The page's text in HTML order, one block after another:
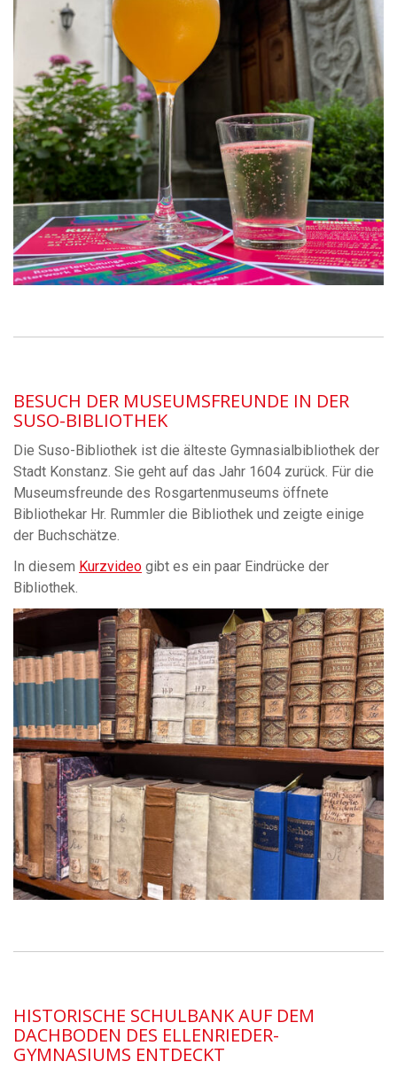
BESUCH DER MUSEUMSFREUNDE IN DER
SUSO-BIBLIOTHEK
Die Suso-Bibliothek ist die älteste Gymnasialbibliothek der
Stadt Konstanz. Sie geht auf das Jahr 1604 zurück. Für die
Museumsfreunde des Rosgartenmuseums öffnete
Bibliothekar Hr. Rummler die Bibliothek und zeigte einige
der Buchschätze.
In diesem Kurzvideo gibt es ein paar Eindrücke der
Bibliothek.
HISTORISCHE SCHULBANK AUF DEM
DACHBODEN DES ELLENRIEDER-
GYMNASIUMS ENTDECKT